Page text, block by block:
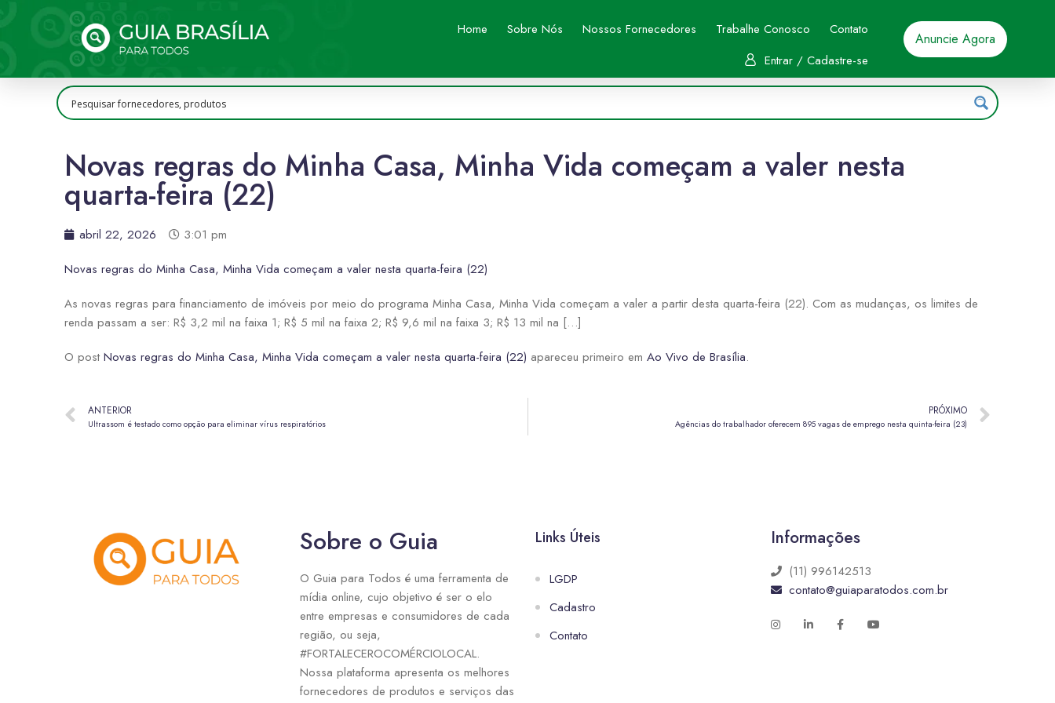
Home Sobre Nós Nossos Fornecedores Trabalhe Conosco
Contato
Entrar / Cadastre-se
Anuncie Agora
Novas regras do Minha Casa, Minha Vida começam a valer nesta
quarta-feira (22)
abril 22, 2026
3:01 pm
Novas regras do Minha Casa, Minha Vida começam a valer nesta quarta-feira (22)
As novas regras para financiamento de imóveis por meio do programa Minha Casa, Minha Vida começam a valer a partir desta quarta-feira (22). Com as mudanças, os limites de
renda passam a ser: R$ 3,2 mil na faixa 1; R$ 5 mil na faixa 2; R$ 9,6 mil na faixa 3; R$ 13 mil na […]
O post Novas regras do Minha Casa, Minha Vida começam a valer nesta quarta-feira (22) apareceu primeiro em Ao Vivo de Brasília.
ANTERIOR
Ultrassom é testado como opção para eliminar vírus respiratórios
PRÓXIMO
Agências do trabalhador oferecem 895 vagas de emprego nesta quinta-feira (23)
Sobre o Guia
O Guia para Todos é uma ferramenta de
mídia online, cujo objetivo é ser o elo
entre empresas e consumidores de cada
região, ou seja,
#FORTALECEROCOMÉRCIOLOCAL.
Nossa plataforma apresenta os melhores
fornecedores de produtos e serviços das
Links Úteis
LGDP
Cadastro
Contato
Informações
(11) 996142513
contato@guiaparatodos.com.br